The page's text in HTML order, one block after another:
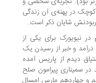
پهنه‌ی آن زندگی
شایان ذکر است.
در نیویورک برای یکی از
خبر از رسیدن یک
از پاریس آمده
پیرامون صلح
مارس امسال